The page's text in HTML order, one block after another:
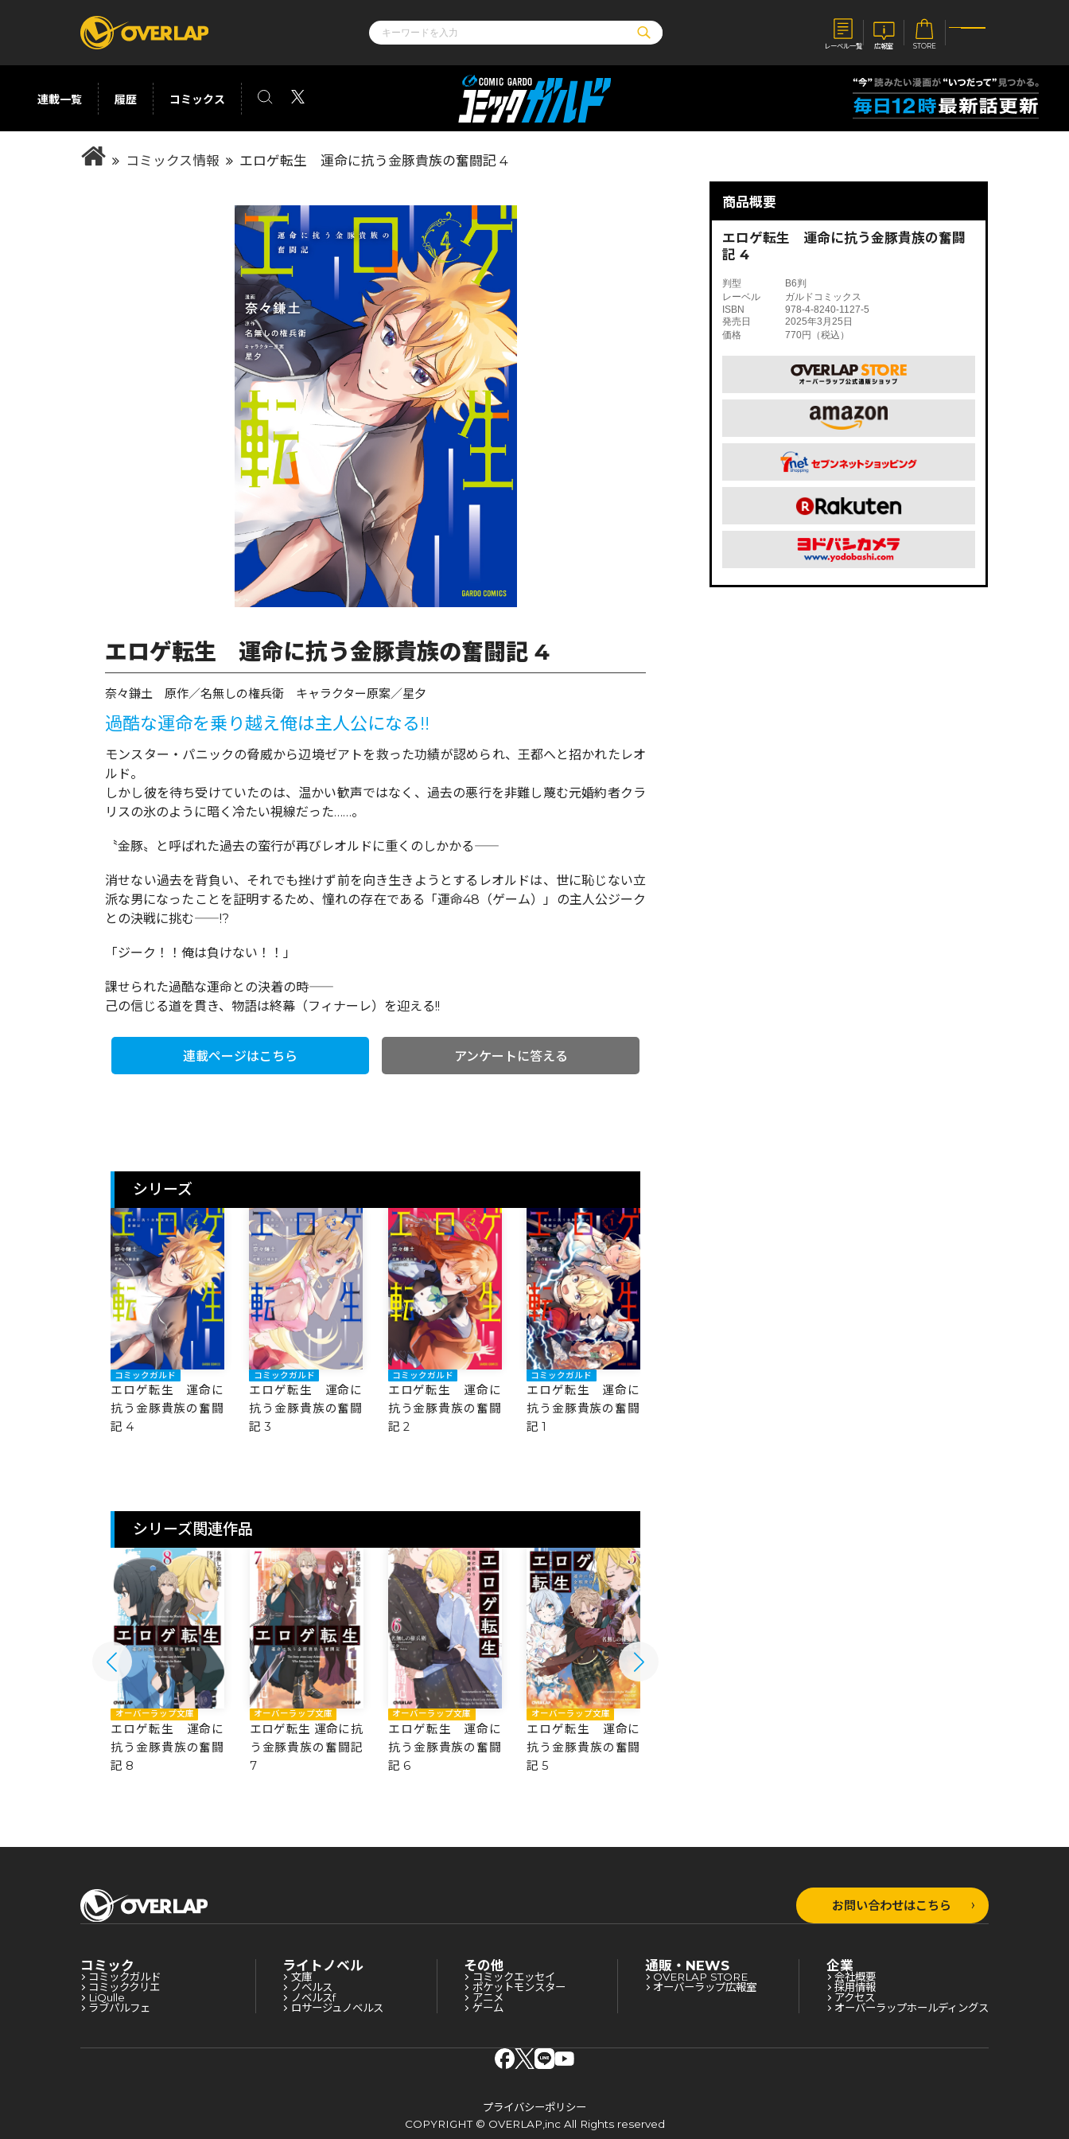
レーベル一覧 広報室 STORE
コミック
コミックガルド
ライトノベル
ロサージュノベルス
その他
コミックエッセイ
ゲーム
オーバーラップ広報室
採用情報
お問い合わせはこちら
オーバーラップ文庫 オーバーラップノベルス オーバーラップノベルスf ロサージュノベルス コミックガルド
コミッククリエ リキューレ コミックエッセイ
閉じる
連載一覧 履歴 コミックス
コミックス情報 エロゲ転生 運命に抗う金豚貴族の奮闘記 4
エロゲ転生 運命に抗う金豚貴族の奮闘記 4
奈々鎌土 原作／名無しの権兵衛 キャラクター原案／星夕
過酷な運命を乗り越え俺は主人公になる!!
モンスター・パニックの脅威から辺境ゼアトを救った功績が認められ、王都へと招かれたレオ
ルド。
しかし彼を待ち受けていたのは、温かい歓声ではなく、過去の悪行を非難し蔑む元婚約者クラ
リスの氷のように暗く冷たい視線だった……。
〝金豚〟と呼ばれた過去の蛮行が再びレオルドに重くのしかかる――
消せない過去を背負い、それでも挫けず前を向き生きようとするレオルドは、世に恥じない立
派な男になったことを証明するため、憧れの存在である「運命48（ゲーム）」の主人公ジーク
との決戦に挑む――!?
「ジーク！！俺は負けない！！」
課せられた過酷な運命との決着の時――
己の信じる道を貫き、物語は終幕（フィナーレ）を迎える!!
連載ページはこちら アンケートに答える
シリーズ
コミックガルド
エロゲ転生 運命に
抗う金豚貴族の奮闘
記 4
コミックガルド
エロゲ転生 運命に
抗う金豚貴族の奮闘
記 3
コミックガルド
エロゲ転生 運命に
抗う金豚貴族の奮闘
記 2
コミックガルド
エロゲ転生 運命に
抗う金豚貴族の奮闘
記 1
シリーズ関連作品
オーバーラップ文庫
エロゲ転生 運命に
抗う金豚貴族の奮闘
記 8
オーバーラップ文庫
エロゲ転生 運命に抗
う金豚貴族の奮闘記
7
オーバーラップ文庫
エロゲ転生 運命に
抗う金豚貴族の奮闘
記 6
オーバーラップ文庫
エロゲ転生 運命に
抗う金豚貴族の奮闘
記 5
商品概要
エロゲ転生 運命に抗う金豚貴族の奮闘
記 4
判型
B6判
レーベル
ガルドコミックス
ISBN
978-4-8240-1127-5
発売日
2025年3月25日
価格
770円（税込）
お問い合わせはこちら
コミック
コミックガルド
コミッククリエ
LiQulle
ラブパルフェ
ライトノベル
文庫
ノベルス
ノベルスf
ロサージュノベルス
その他
コミックエッセイ
ポケットモンスター
アニメ
ゲーム
通販・NEWS
OVERLAP STORE
オーバーラップ広報室
企業
会社概要
採用情報
アクセス
オーバーラップホールディングス
プライバシーポリシー
COPYRIGHT © OVERLAP,inc All Rights reserved